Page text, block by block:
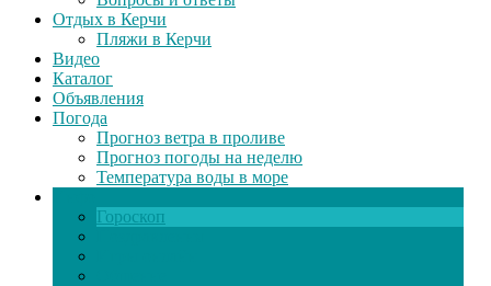
Отдых в Керчи
Пляжи в Керчи
Видео
Каталог
Объявления
Погода
Прогноз ветра в проливе
Прогноз погоды на неделю
Температура воды в море
Гороскоп